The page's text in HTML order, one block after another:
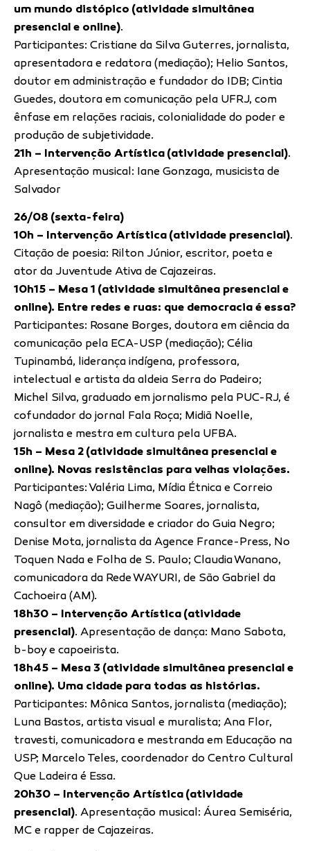
um mundo distópico (atividade simultânea
presencial e online).
Participantes: Cristiane da Silva Guterres, jornalista,
apresentadora e redatora (mediação); Helio Santos,
doutor em administração e fundador do IDB; Cintia
Guedes, doutora em comunicação pela UFRJ, com
ênfase em relações raciais, colonialidade do poder e
produção de subjetividade.
21h – Intervenção Artística (atividade presencial).
Apresentação musical: Iane Gonzaga, musicista de
Salvador
26/08 (sexta-feira)
10h – Intervenção Artística (atividade presencial).
Citação de poesia: Rilton Júnior, escritor, poeta e
ator da Juventude Ativa de Cajazeiras.
10h15 – Mesa 1 (atividade simultânea presencial e
online). Entre redes e ruas: que democracia é essa?
Participantes: Rosane Borges, doutora em ciência da
comunicação pela ECA-USP (mediação); Célia
Tupinambá, liderança indígena, professora,
intelectual e artista da aldeia Serra do Padeiro;
Michel Silva, graduado em jornalismo pela PUC-RJ, é
cofundador do jornal Fala Roça; Midiã Noelle,
jornalista e mestra em cultura pela UFBA.
15h – Mesa 2 (atividade simultânea presencial e
online). Novas resistências para velhas violações.
Participantes: Valéria Lima, Mídia Étnica e Correio
Nagô (mediação); Guilherme Soares, jornalista,
consultor em diversidade e criador do Guia Negro;
Denise Mota, jornalista da Agence France-Press, No
Toquen Nada e Folha de S. Paulo; Claudia Wanano,
comunicadora da Rede WAYURI, de São Gabriel da
Cachoeira (AM).
18h30 – Intervenção Artística (atividade
presencial). Apresentação de dança: Mano Sabota,
b-boy e capoeirista.
18h45 – Mesa 3 (atividade simultânea presencial e
online). Uma cidade para todas as histórias.
Participantes: Mônica Santos, jornalista (mediação);
Luna Bastos, artista visual e muralista; Ana Flor,
travesti, comunicadora e mestranda em Educação na
USP; Marcelo Teles, coordenador do Centro Cultural
Que Ladeira é Essa.
20h30 – Intervenção Artística (atividade
presencial). Apresentação musical: Áurea Semiséria,
MC e rapper de Cajazeiras.